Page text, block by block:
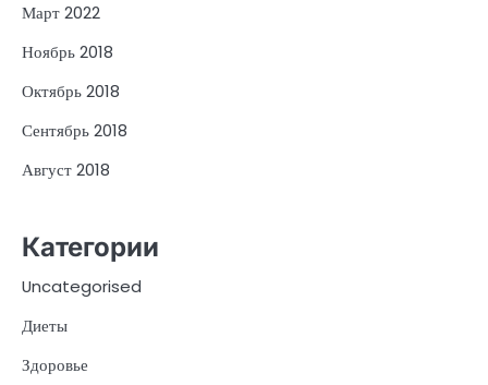
Март 2022
Ноябрь 2018
Октябрь 2018
Сентябрь 2018
Август 2018
Категории
Uncategorised
Диеты
Здоровье